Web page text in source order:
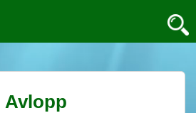
Avlopp